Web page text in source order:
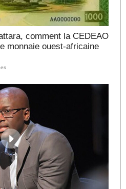
comment la CEDEAO
monnaie ouest-africaine